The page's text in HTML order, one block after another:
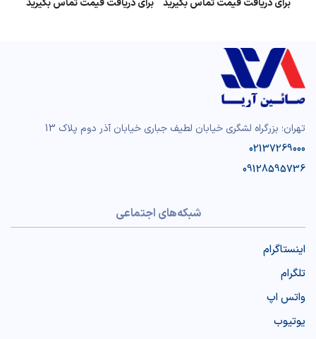
تهران؛ بزرگراه لشگری خیابان لطیف جباری خیابان آذر دوم پلاک 13
02137269000
09128595736
شبکه‌های اجتماعی
اینستاگرام
تلگرام
واتس اپ
یوتیوب